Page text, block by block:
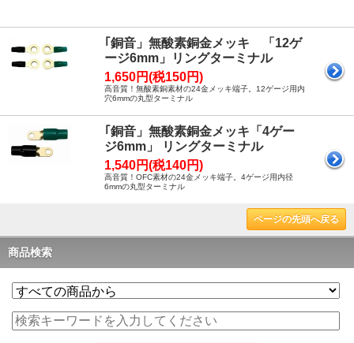
｢銅音」無酸素銅金メッキ 「12ゲ
ージ6mm」リングターミナル
1,650円(税150円)
高音質！無酸素銅素材の24金メッキ端子。12ゲージ用内
穴6mmの丸型ターミナル
｢銅音」無酸素銅金メッキ「4ゲー
ジ6mm」 リングターミナル
1,540円(税140円)
高音質！OFC素材の24金メッキ端子。4ゲージ用内径
6mmの丸型ターミナル
ページの先頭へ戻る
商品検索